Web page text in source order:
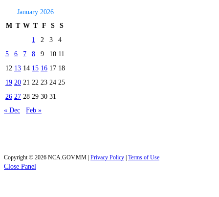
January 2026
M T W T F S
S
1
2 3
4
5
6 7 8 9 10 11
12 13 14 15 16 17 18
19 20 21 22 23 24 25
26 27 28 29 30 31
« Dec
Feb »
Copyright © 2026 NCA.GOV.MM | Privacy Policy Terms of Use
Close Panel